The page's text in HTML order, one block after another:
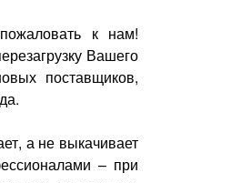
к нам!
Вашего
поставщиков,
а не выкачивает
– при